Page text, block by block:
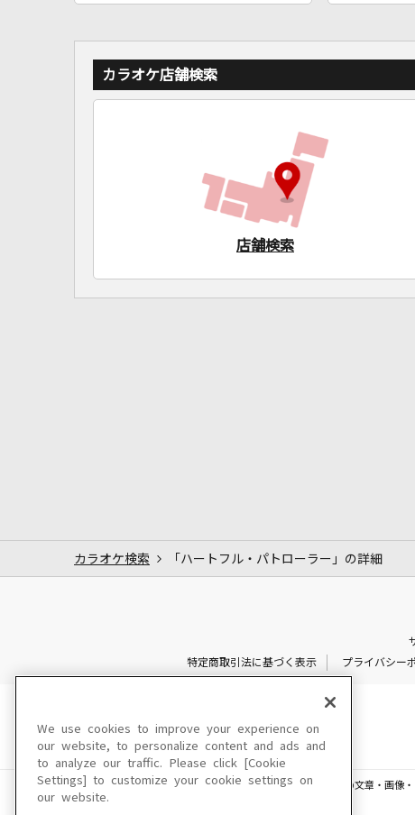
カラオケ店舗検索
店舗検索
カラオケ検索 「ハートフル・パトローラー」の詳細
特定商取引法に基づく表示
プライバシー
このサイトに掲載されている一切の文章・画像
We use cookies to improve your experience on
our website, to personalize content and ads and
to analyze our traffic. Please click [Cookie
Settings] to customize your cookie settings on
our website.